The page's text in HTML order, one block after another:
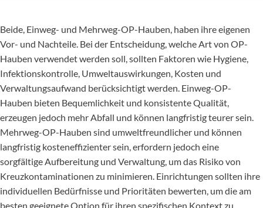
Beide, Einweg- und Mehrweg-OP-Hauben, haben ihre eigenen
Vor- und Nachteile. Bei der Entscheidung, welche Art von OP-
Hauben verwendet werden soll, sollten Faktoren wie Hygiene,
Infektionskontrolle, Umweltauswirkungen, Kosten und
Verwaltungsaufwand berücksichtigt werden. Einweg-OP-
Hauben bieten Bequemlichkeit und konsistente Qualität,
erzeugen jedoch mehr Abfall und können langfristig teurer sein.
Mehrweg-OP-Hauben sind umweltfreundlicher und können
langfristig kosteneffizienter sein, erfordern jedoch eine
sorgfältige Aufbereitung und Verwaltung, um das Risiko von
Kreuzkontaminationen zu minimieren. Einrichtungen sollten ihre
individuellen Bedürfnisse und Prioritäten bewerten, um die am
besten geeignete Option für ihren spezifischen Kontext zu